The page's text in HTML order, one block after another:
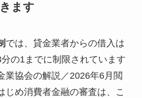
ます
では、貸金業者からの借入は
の1までに制限されています
業協会の解説／2026年6月閲
じめ消費者金融の審査は、こ